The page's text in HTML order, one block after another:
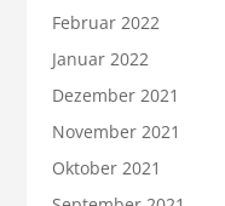
Februar 2022
Januar 2022
Dezember 2021
November 2021
Oktober 2021